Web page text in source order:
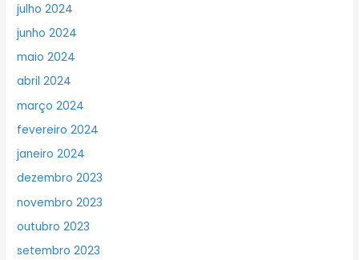
julho 2024
junho 2024
maio 2024
abril 2024
março 2024
fevereiro 2024
janeiro 2024
dezembro 2023
novembro 2023
outubro 2023
setembro 2023